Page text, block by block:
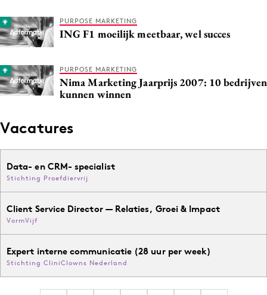
PURPOSE MARKETING
ING F1 moeilijk meetbaar, wel succes
PURPOSE MARKETING
Nima Marketing Jaarprijs 2007: 10 bedrijven
kunnen winnen
Vacatures
Data- en CRM- specialist
Stichting Proefdiervrij
Client Service Director — Relaties, Groei & Impact
VormVijf
Expert interne communicatie (28 uur per week)
Stichting CliniClowns Nederland